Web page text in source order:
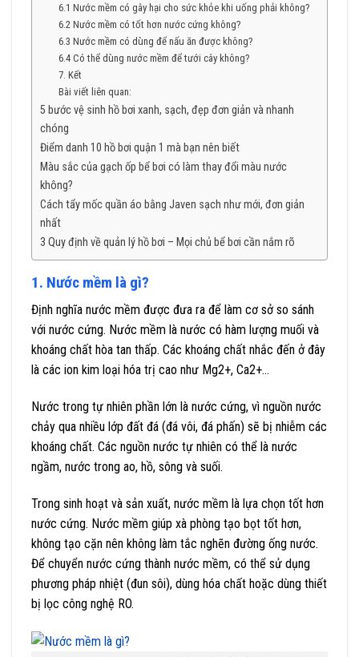
6.1 Nước mềm có gây hại cho sức khỏe khi uống phải không?
6.2 Nước mềm có tốt hơn nước cứng không?
6.3 Nước mềm có dùng để nấu ăn được không?
6.4 Có thể dùng nước mềm để tưới cây không?
7. Kết
Bài viết liên quan:
5 bước vệ sinh hồ bơi xanh, sạch, đẹp đơn giản và nhanh
chóng
Điểm danh 10 hồ bơi quận 1 mà bạn nên biết
Màu sắc của gạch ốp bể bơi có làm thay đổi màu nước
không?
Cách tẩy mốc quần áo bằng Javen sạch như mới, đơn giản
nhất
3 Quy định về quản lý hồ bơi – Mọi chủ bể bơi cần nắm rõ
1. Nước mềm là gì?
Định nghĩa nước mềm được đưa ra để làm cơ sở so sánh
với nước cứng. Nước mềm là nước có hàm lượng muối và
khoáng chất hòa tan thấp. Các khoáng chất nhắc đến ở đây
là các ion kim loại hóa trị cao như Mg2+, Ca2+…
Nước trong tự nhiên phần lớn là nước cứng, vì nguồn nước
chảy qua nhiều lớp đất đá (đá vôi, đá phấn) sẽ bị nhiễm các
khoáng chất. Các nguồn nước tự nhiên có thể là nước
ngầm, nước trong ao, hồ, sông và suối.
Trong sinh hoạt và sản xuất, nước mềm là lựa chọn tốt hơn
nước cứng. Nước mềm giúp xà phòng tạo bọt tốt hơn,
không tạo cặn nên không làm tắc nghẽn đường ống nước.
Để chuyển nước cứng thành nước mềm, có thể sử dụng
phương pháp nhiệt (đun sôi), dùng hóa chất hoặc dùng thiết
bị lọc công nghệ RO.